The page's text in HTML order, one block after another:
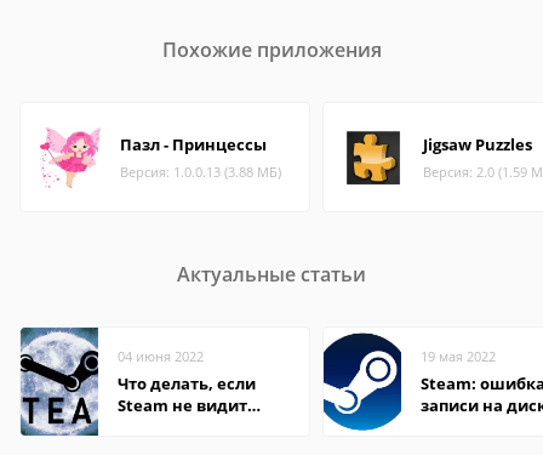
Похожие приложения
Пазл - Принцессы
Версия: 1.0.0.13 (3.88 МБ)
Jigsaw Puzzles
Версия: 2.0 (1.59
Актуальные статьи
04 июня 2022
Что делать, если
Steam не видит
19 мая 2022
Steam:
записи на